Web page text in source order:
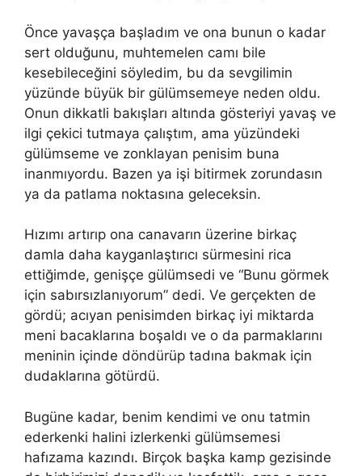
Önce yavaşça başladım ve ona bunun o kadar
sert olduğunu, muhtemelen camı bile
kesebileceğini söyledim, bu da sevgilimin
yüzünde büyük bir gülümsemeye neden oldu.
Onun dikkatli bakışları altında gösteriyi yavaş ve
ilgi çekici tutmaya çalıştım, ama yüzündeki
gülümseme ve zonklayan penisim buna
inanmıyordu. Bazen ya işi bitirmek zorundasın
ya da patlama noktasına geleceksin.
Hızımı artırıp ona canavarın üzerine birkaç
damla daha kayganlaştırıcı sürmesini rica
ettiğimde, genişçe gülümsedi ve “Bunu görmek
için sabırsızlanıyorum” dedi. Ve gerçekten de
gördü; acıyan penisimden birkaç iyi miktarda
meni bacaklarına boşaldı ve o da parmaklarını
meninin içinde döndürüp tadına bakmak için
dudaklarına götürdü.
Bugüne kadar, benim kendimi ve onu tatmin
ederkenki halini izlerkenki gülümsemesi
hafızama kazındı. Birçok başka kamp gezisinde